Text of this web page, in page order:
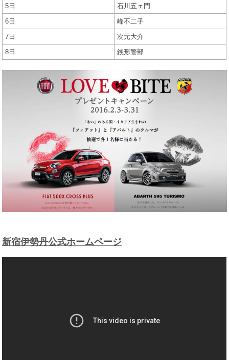
5日
石川五ェ門
6日
峰不二子
7日
次元大介
8日
銭形警部
新宿伊勢丹公式ホームページ